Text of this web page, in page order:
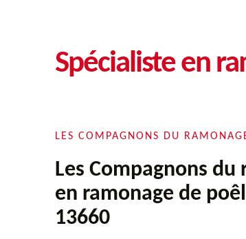
Spécialiste en
LES COMPAGNONS DU
Les Compagnons
en ramonage de
13660